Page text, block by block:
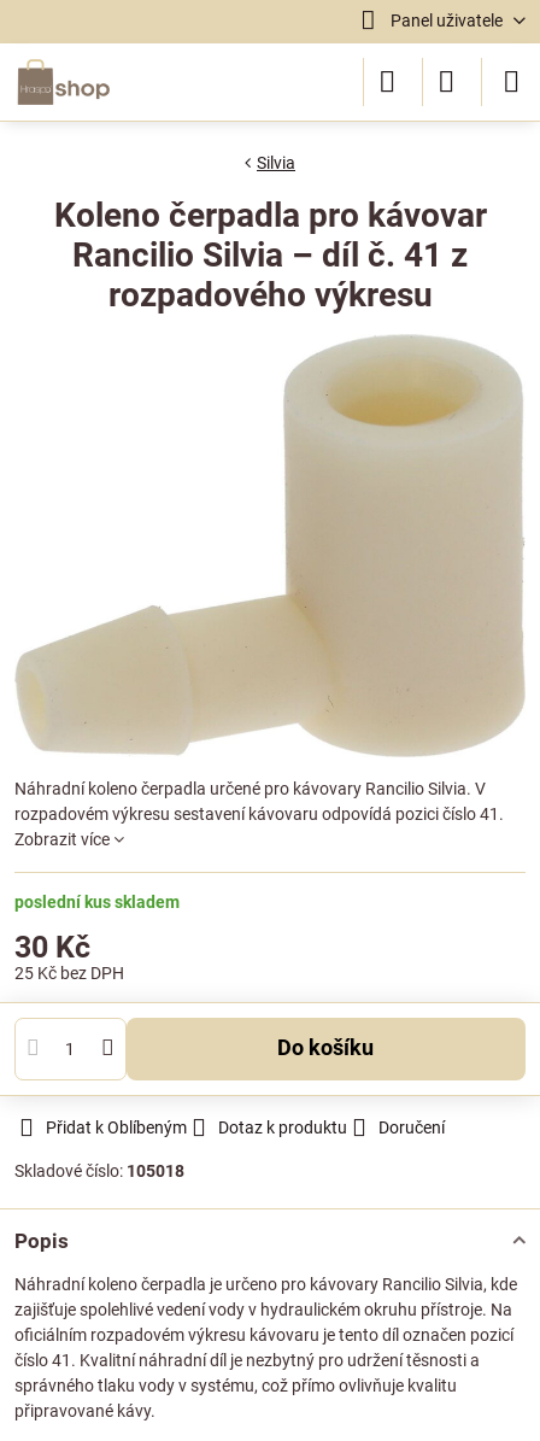
Panel uživatele
Silvia
Koleno čerpadla pro kávovar
Rancilio Silvia – díl č. 41 z
rozpadového výkresu
Náhradní koleno čerpadla určené pro kávovary Rancilio Silvia. V
rozpadovém výkresu sestavení kávovaru odpovídá pozici číslo 41.
Zobrazit více
poslední kus skladem
30 Kč
25 Kč bez DPH
Do košíku
Přidat k Oblíbeným Dotaz k produktu Doručení
Skladové číslo: 105018
Popis
Náhradní koleno čerpadla je určeno pro kávovary Rancilio Silvia, kde
zajišťuje spolehlivé vedení vody v hydraulickém okruhu přístroje. Na
oficiálním rozpadovém výkresu kávovaru je tento díl označen pozicí
číslo 41. Kvalitní náhradní díl je nezbytný pro udržení těsnosti a
správného tlaku vody v systému, což přímo ovlivňuje kvalitu
připravované kávy.